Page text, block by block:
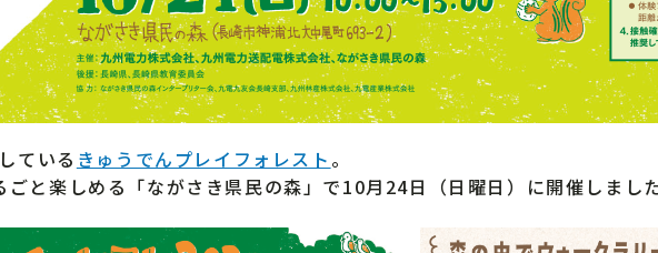
ている きゅうでんプレイフォレスト 。
ごと楽しめる「ながさき県民の森」で10月24日（日曜日）に開催しまし